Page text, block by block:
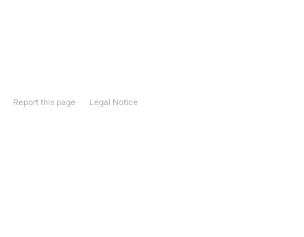
Legal Notice
Report this page